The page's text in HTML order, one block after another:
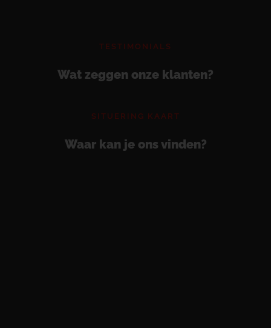
TESTIMONIALS
Wat zeggen onze klanten?
SITUERING KAART
Waar kan je ons vinden?